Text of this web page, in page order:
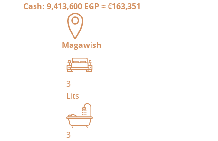
Cash: 9,413,600 EGP≈€163,351
Magawish
3
Lits
3